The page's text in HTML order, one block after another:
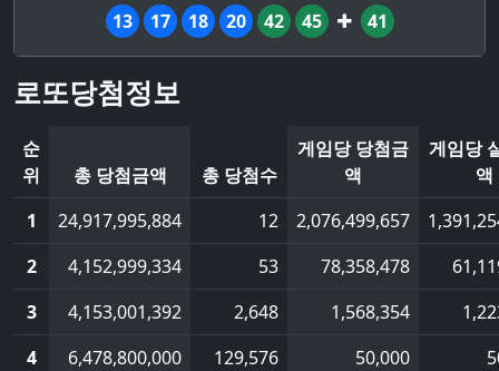
13 17 18 20 42 45 41
로또당첨정보
순
위
총 당첨금액 총 당첨수
게임당 당첨금
액
게임당
액
1
24,917,995,884 12 2,076,499,657
2
4,152,999,334 53 78,358,478
3
4,153,001,392 2,648 1,568,354
4
6,478,800,000 129,576 50,000